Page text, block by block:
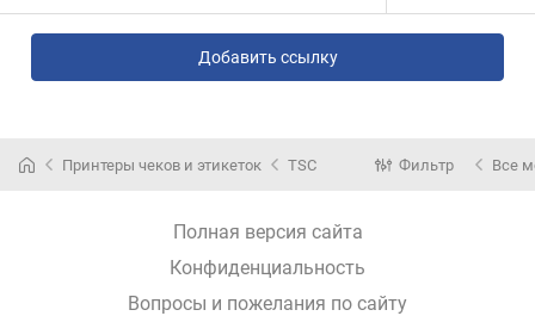
Добавить ссылку
Принтеры чеков и этикеток TSC Фильтр Все
Полная версия сайта
Конфиденциальность
Вопросы и пожелания по сайту